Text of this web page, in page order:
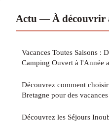
Actu — À découvrir
Vacances Toutes Saisons :
Camping Ouvert à l'Année
Découvrez comment
Bretagne pour des
Découvrez les Séjours